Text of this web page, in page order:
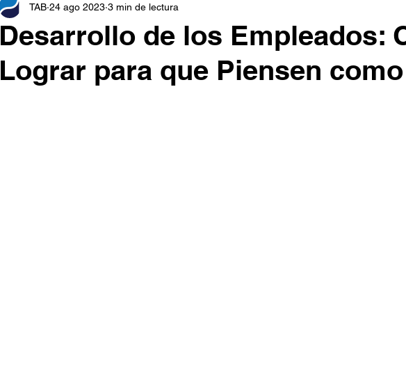
Desarrollo de los Empleados:
Lograr para que Piensen
TAB 24 ago 2023 3 min de lectura